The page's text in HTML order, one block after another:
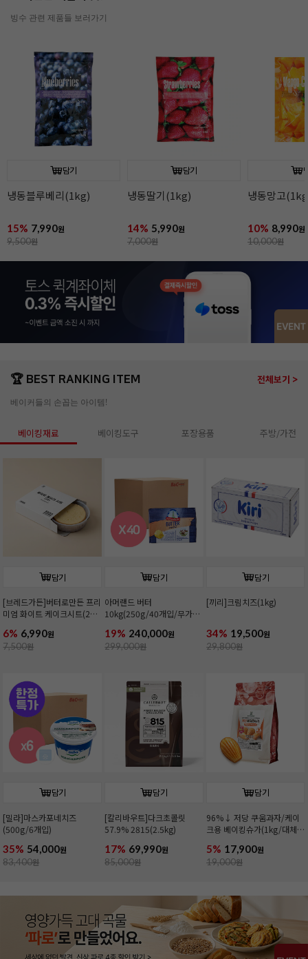
빙수 관련 제품들 보러가기
담기
냉동블루베리(1kg)
15% 7,990원
9,500원
담기
냉동딸기(1kg)
14% 5,990원
7,000원
냉동망고
10% 8,990원
10,000원
🏆 BEST RANKING ITEM 전체보기 >
베이커들의 손꼽는 아이템!
베이킹재료 베이킹도구 포장용품 주방/가전
담기
[브레드가든]버터로만든 프리
미엄 화이트 케이크시트(2호/
6% 6,990원
7,500원
담기
아머랜드 버터
10kg(250g/40개입/무가
19% 240,000원
299,000원
담기
[끼리]크림치즈(1kg)
34% 19,500원
29,800원
담기
[밀라]마스카포네치즈
(500g/6개입)
35% 54,000원
83,400원
담기
[칼리바우트]다크초콜릿
57.9% 2815(2.5kg)
17% 69,990원
85,000원
담기
96%↓ 저당 쿠움과자/케이
크용 베이킹슈가(1kg/대체
5% 17,900원
19,000원